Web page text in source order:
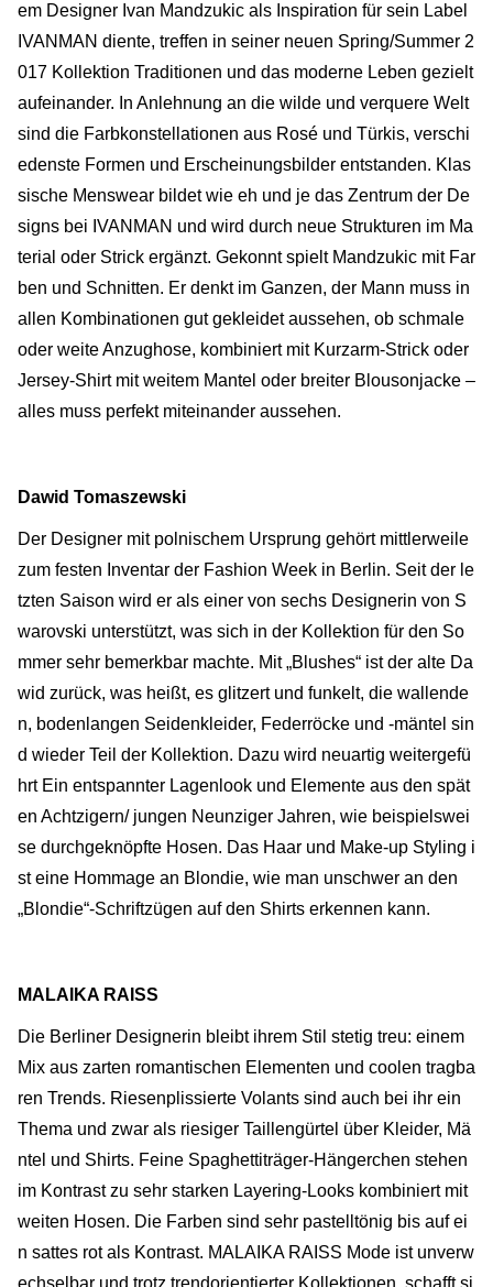
em Designer Ivan Mandzukic als Inspiration für sein Label
IVANMAN diente, treffen in seiner neuen Spring/Summer 2
017 Kollektion Traditionen und das moderne Leben gezielt
aufeinander. In Anlehnung an die wilde und verquere Welt
sind die Farbkonstellationen aus Rosé und Türkis, verschi
edenste Formen und Erscheinungsbilder entstanden. Klas
sische Menswear bildet wie eh und je das Zentrum der De
signs bei IVANMAN und wird durch neue Strukturen im Ma
terial oder Strick ergänzt. Gekonnt spielt Mandzukic mit Far
ben und Schnitten. Er denkt im Ganzen, der Mann muss in
allen Kombinationen gut gekleidet aussehen, ob schmale
oder weite Anzughose, kombiniert mit Kurzarm-Strick oder
Jersey-Shirt mit weitem Mantel oder breiter Blousonjacke –
alles muss perfekt miteinander aussehen.
Dawid Tomaszewski
Der Designer mit polnischem Ursprung gehört mittlerweile
zum festen Inventar der Fashion Week in Berlin. Seit der le
tzten Saison wird er als einer von sechs Designerin von S
warovski unterstützt, was sich in der Kollektion für den So
mmer sehr bemerkbar machte. Mit „Blushes“ ist der alte Da
wid zurück, was heißt, es glitzert und funkelt, die wallende
n, bodenlangen Seidenkleider, Federröcke und -mäntel sin
d wieder Teil der Kollektion. Dazu wird neuartig weitergefü
hrt Ein entspannter Lagenlook und Elemente aus den spät
en Achtzigern/ jungen Neunziger Jahren, wie beispielswei
se durchgeknöpfte Hosen. Das Haar und Make-up Styling i
st eine Hommage an Blondie, wie man unschwer an den
„Blondie“-Schriftzügen auf den Shirts erkennen kann.
MALAIKA RAISS
Die Berliner Designerin bleibt ihrem Stil stetig treu: einem
Mix aus zarten romantischen Elementen und coolen tragba
ren Trends. Riesenplissierte Volants sind auch bei ihr ein
Thema und zwar als riesiger Taillengürtel über Kleider, Mä
ntel und Shirts. Feine Spaghettiträger-Hängerchen stehen
im Kontrast zu sehr starken Layering-Looks kombiniert mit
weiten Hosen. Die Farben sind sehr pastelltönig bis auf ei
n sattes rot als Kontrast. MALAIKA RAISS Mode ist unverw
echselbar und trotz trendorientierter Kollektionen, schafft si